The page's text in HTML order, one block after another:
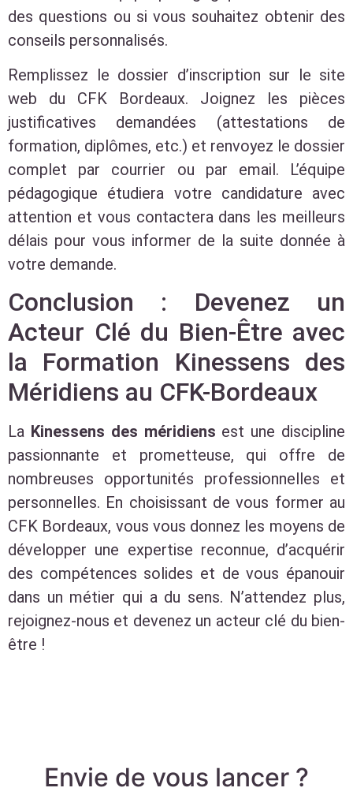
des questions ou si vous souhaitez obtenir des
conseils personnalisés.
Remplissez le dossier d’inscription sur le site
web du CFK Bordeaux. Joignez les pièces
justificatives demandées (attestations de
formation, diplômes, etc.) et renvoyez le dossier
complet par courrier ou par email. L’équipe
pédagogique étudiera votre candidature avec
attention et vous contactera dans les meilleurs
délais pour vous informer de la suite donnée à
votre demande.
Conclusion : Devenez un
Acteur Clé du Bien-Être avec
la Formation Kinessens des
Méridiens au CFK-Bordeaux
La Kinessens des méridiens est une discipline
passionnante et prometteuse, qui offre de
nombreuses opportunités professionnelles et
personnelles. En choisissant de vous former au
CFK Bordeaux, vous vous donnez les moyens de
développer une expertise reconnue, d’acquérir
des compétences solides et de vous épanouir
dans un métier qui a du sens. N’attendez plus,
rejoignez-nous et devenez un acteur clé du bien-
être !
Envie de vous lancer ?